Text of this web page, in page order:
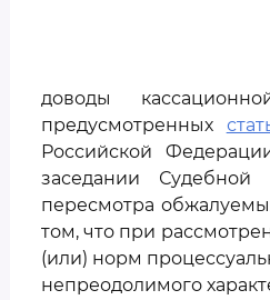
доводы
предусмотренных
Российской
заседании
пересмотра
том, что при
(или) норм
непреодолимого